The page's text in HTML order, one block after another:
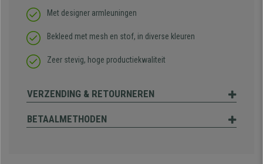
Met designer armleuningen
Bekleed met mesh en stof, in diverse kleuren
Zeer stevig, hoge productiekwaliteit
VERZENDING & RETOURNEREN
BETAALMETHODEN